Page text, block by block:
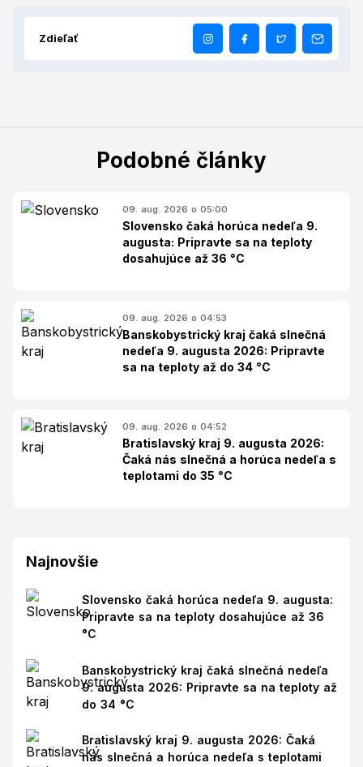
Zdieľať
Podobné články
09. aug. 2026 o 05:00
Slovensko čaká horúca nedeľa 9.
augusta: Pripravte sa na teploty
dosahujúce až 36 °C
09. aug. 2026 o 04:53
Banskobystrický kraj čaká slnečná
nedeľa 9. augusta 2026: Pripravte
sa na teploty až do 34 °C
09. aug. 2026 o 04:52
Bratislavský kraj 9. augusta 2026:
Čaká nás slnečná a horúca nedeľa s
teplotami do 35 °C
Najnovšie
Slovensko čaká horúca nedeľa 9. augusta:
Pripravte sa na teploty dosahujúce až 36
°C
Banskobystrický kraj čaká slnečná nedeľa
9. augusta 2026: Pripravte sa na teploty až
do 34 °C
Bratislavský kraj 9. augusta 2026: Čaká
nás slnečná a horúca nedeľa s teplotami